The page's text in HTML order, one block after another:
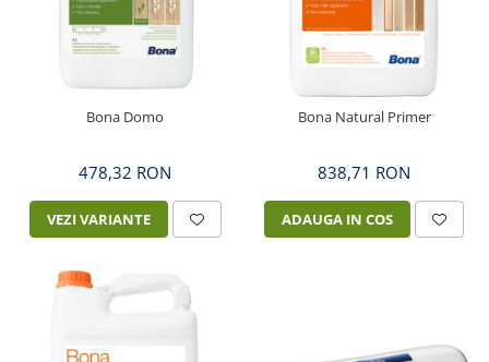
Bona Domo
478,32 RON
VEZI VARIANTE
Bona Natural Primer
838,71 RON
ADAUGA IN COS